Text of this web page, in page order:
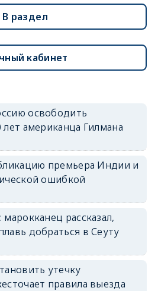
В раздел
кабинет
освободить
американца Гилмана
премьера Индии и
ошибкой
рассказал,
добраться в Сеуту
утечку
правила выезда